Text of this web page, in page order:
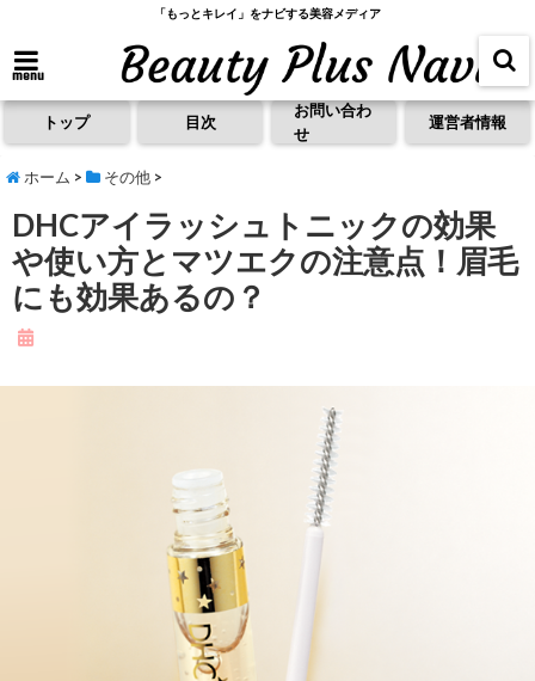
「もっとキレイ」をナビする美容メディア
menu
トップ 目次
お問い合わ
せ
運営者情報
ホーム > その他 >
DHCアイラッシュトニックの効果
や使い方とマツエクの注意点！眉毛
にも効果あるの？